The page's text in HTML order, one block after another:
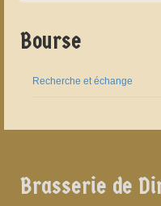
Bourse
Recherche et échange
Brasserie de